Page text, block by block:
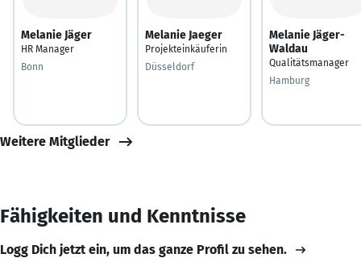
Melanie Jäger
HR Manager
Bonn
Melanie Jaeger
Projekteinkäuferin
Düsseldorf
Melanie Jäger-
Waldau
Qualitätsmanager
Hamburg
Weitere Mitglieder
Fähigkeiten und Kenntnisse
Logg Dich jetzt ein, um das ganze Profil zu sehen.